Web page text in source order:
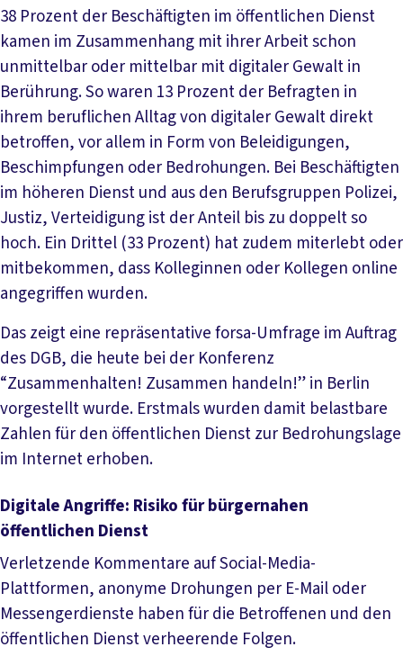
38 Prozent der Beschäftigten im öffentlichen Dienst
kamen im Zusammenhang mit ihrer Arbeit schon
unmittelbar oder mittelbar mit digitaler Gewalt in
Berührung. So waren 13 Prozent der Befragten in
ihrem beruflichen Alltag von digitaler Gewalt direkt
betroffen, vor allem in Form von Beleidigungen,
Beschimpfungen oder Bedrohungen. Bei Beschäftigten
im höheren Dienst und aus den Berufsgruppen Polizei,
Justiz, Verteidigung ist der Anteil bis zu doppelt so
hoch. Ein Drittel (33 Prozent) hat zudem miterlebt oder
mitbekommen, dass Kolleginnen oder Kollegen online
angegriffen wurden.
Das zeigt eine repräsentative forsa-Umfrage im Auftrag
des DGB, die heute bei der Konferenz
“Zusammenhalten! Zusammen handeln!” in Berlin
vorgestellt wurde. Erstmals wurden damit belastbare
Zahlen für den öffentlichen Dienst zur Bedrohungslage
im Internet erhoben.
Digitale Angriffe: Risiko für bürgernahen
öffentlichen Dienst
Verletzende Kommentare auf Social-Media-
Plattformen, anonyme Drohungen per E-Mail oder
Messengerdienste haben für die Betroffenen und den
öffentlichen Dienst verheerende Folgen.